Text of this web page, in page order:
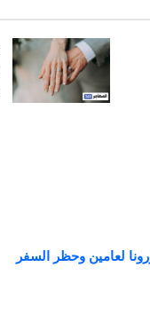
لعامين وحظر السفر